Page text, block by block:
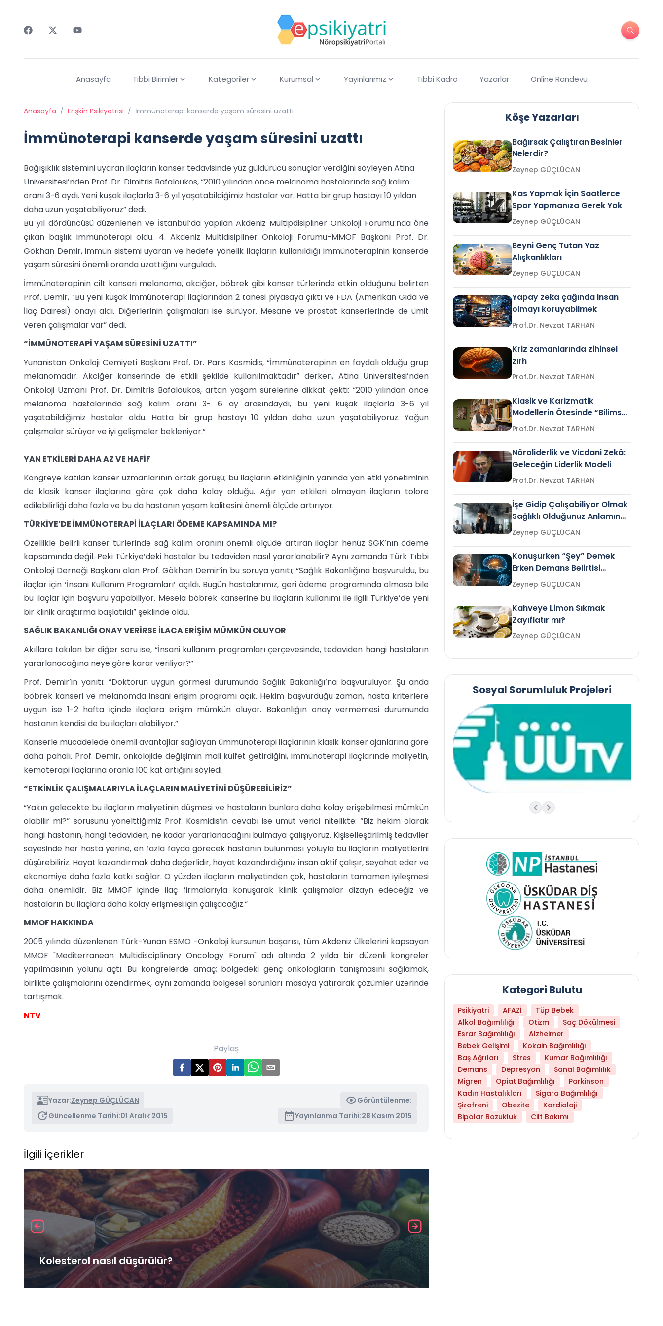
Anasayfa Tıbbi Birimler Kategoriler Kurumsal Yayınlarımız Tıbbi Kadro Yazarlar Online Randevu
Anasayfa / Erişkin Psikiyatrisi / İmmünoterapi kanserde yaşam süresini uzattı
İmmünoterapi kanserde yaşam süresini uzattı
Bağışıklık sistemini uyaran ilaçların kanser tedavisinde yüz güldürücü sonuçlar verdiğini söyleyen Atina
Üniversitesi’nden Prof. Dr. Dimitris Bafaloukos, “2010 yılından önce melanoma hastalarında sağ kalım
oranı 3-6 aydı. Yeni kuşak ilaçlarla 3-6 yıl yaşatabildiğimiz hastalar var. Hatta bir grup hastayı 10 yıldan
daha uzun yaşatabiliyoruz” dedi.
Bu yıl dördüncüsü düzenlenen ve İstanbul’da yapılan Akdeniz Multipdisipliner Onkoloji Forumu’nda öne
çıkan başlık immünoterapi oldu. 4. Akdeniz Multidisipliner Onkoloji Forumu-MMOF Başkanı Prof. Dr.
Gökhan Demir, immün sistemi uyaran ve hedefe yönelik ilaçların kullanıldığı immünoterapinin kanserde
yaşam süresini önemli oranda uzattığını vurguladı.
İmmünoterapinin cilt kanseri melanoma, akciğer, böbrek gibi kanser türlerinde etkin olduğunu belirten
Prof. Demir, “Bu yeni kuşak immünoterapi ilaçlarından 2 tanesi piyasaya çıktı ve FDA (Amerikan Gıda ve
İlaç Dairesi) onayı aldı. Diğerlerinin çalışmaları ise sürüyor. Mesane ve prostat kanserlerinde de ümit
veren çalışmalar var” dedi.
“İMMÜNOTERAPİ YAŞAM SÜRESİNİ UZATTI”
Yunanistan Onkoloji Cemiyeti Başkanı Prof. Dr. Paris Kosmidis, “İmmünoterapinin en faydalı olduğu grup
melanomadır. Akciğer kanserinde de etkili şekilde kullanılmaktadır” derken, Atina Üniversitesi’nden
Onkoloji Uzmanı Prof. Dr. Dimitris Bafaloukos, artan yaşam sürelerine dikkat çekti: “2010 yılından önce
melanoma hastalarında sağ kalım oranı 3- 6 ay arasındaydı, bu yeni kuşak ilaçlarla 3-6 yıl
yaşatabildiğimiz hastalar oldu. Hatta bir grup hastayı 10 yıldan daha uzun yaşatabiliyoruz. Yoğun
çalışmalar sürüyor ve iyi gelişmeler bekleniyor.”
YAN ETKİLERİ DAHA AZ VE HAFİF
Kongreye katılan kanser uzmanlarının ortak görüşü; bu ilaçların etkinliğinin yanında yan etki yönetiminin
de klasik kanser ilaçlarına göre çok daha kolay olduğu. Ağır yan etkileri olmayan ilaçların tolore
edilebilirliği daha fazla ve bu da hastanın yaşam kalitesini önemli ölçüde artırıyor.
TÜRKİYE’DE İMMÜNOTERAPİ İLAÇLARI ÖDEME KAPSAMINDA MI?
Özellikle belirli kanser türlerinde sağ kalım oranını önemli ölçüde artıran ilaçlar henüz SGK’nın ödeme
kapsamında değil. Peki Türkiye’deki hastalar bu tedaviden nasıl yararlanabilir? Aynı zamanda Türk Tıbbi
Onkoloji Derneği Başkanı olan Prof. Gökhan Demir’in bu soruya yanıtı; “Sağlık Bakanlığına başvuruldu, bu
ilaçlar için ‘İnsani Kullanım Programları’ açıldı. Bugün hastalarımız, geri ödeme programında olmasa bile
bu ilaçlar için başvuru yapabiliyor. Mesela böbrek kanserine bu ilaçların kullanımı ile ilgili Türkiye’de yeni
bir klinik araştırma başlatıldı” şeklinde oldu.
SAĞLIK BAKANLIĞI ONAY VERİRSE İLACA ERİŞİM MÜMKÜN OLUYOR
Akıllara takılan bir diğer soru ise, “İnsani kullanım programları çerçevesinde, tedaviden hangi hastaların
yararlanacağına neye göre karar veriliyor?”
Prof. Demir’in yanıtı: “Doktorun uygun görmesi durumunda Sağlık Bakanlığı’na başvuruluyor. Şu anda
böbrek kanseri ve melanomda insani erişim programı açık. Hekim başvurduğu zaman, hasta kriterlere
uygun ise 1-2 hafta içinde ilaçlara erişim mümkün oluyor. Bakanlığın onay vermemesi durumunda
hastanın kendisi de bu ilaçları alabiliyor.”
Kanserle mücadelede önemli avantajlar sağlayan ümmünoterapi ilaçlarının klasik kanser ajanlarına göre
daha pahalı. Prof. Demir, onkolojide değişimin mali külfet getirdiğini, immünoterapi ilaçlarınde maliyetin,
kemoterapi ilaçlarına oranla 100 kat artığını söyledi.
“ETKİNLİK ÇALIŞMALARIYLA İLAÇLARIN MALİYETİNİ DÜŞÜREBİLİRİZ”
“Yakın gelecekte bu ilaçların maliyetinin düşmesi ve hastaların bunlara daha kolay erişebilmesi mümkün
olabilir mi?” sorusunu yönelttiğimiz Prof. Kosmidis’in cevabı ise umut verici nitelikte: “Biz hekim olarak
hangi hastanın, hangi tedaviden, ne kadar yararlanacağını bulmaya çalışıyoruz. Kişiselleştirilmiş tedaviler
sayesinde her hasta yerine, en fazla fayda görecek hastanın bulunması yoluyla bu ilaçların maliyetlerini
düşürebiliriz. Hayat kazandırmak daha değerlidir, hayat kazandırdığınız insan aktif çalışır, seyahat eder ve
ekonomiye daha fazla katkı sağlar. O yüzden ilaçların maliyetinden çok, hastaların tamamen iyileşmesi
daha önemlidir. Biz MMOF içinde ilaç firmalarıyla konuşarak klinik çalışmalar dizayn edeceğiz ve
hastaların bu ilaçlara daha kolay erişmesi için çalışacağız.“
MMOF HAKKINDA
2005 yılında düzenlenen Türk-Yunan ESMO -Onkoloji kursunun başarısı, tüm Akdeniz ülkelerini kapsayan
MMOF "Mediterranean Multidisciplinary Oncology Forum" adı altında 2 yılda bir düzenli kongreler
yapılmasının yolunu açtı. Bu kongrelerde amaç; bölgedeki genç onkologların tanışmasını sağlamak,
birlikte çalışmalarını özendirmek, aynı zamanda bölgesel sorunları masaya yatırarak çözümler üzerinde
tartışmak.
NTV
Paylaş
Yazar:Zeynep GÜÇLÜCAN
Görüntülenme:
Güncellenme Tarihi:01 Aralık 2015 Yayınlanma Tarihi:28 Kasım 2015
İlgili İçerikler
Kolesterol nasıl düşürülür?
Köşe Yazarları
Bağırsak Çalıştıran Besinler
Nelerdir?
Zeynep GÜÇLÜCAN
Kas Yapmak İçin Saatlerce
Spor Yapmanıza Gerek Yok
Zeynep GÜÇLÜCAN
Beyni Genç Tutan Yaz
Alışkanlıkları
Zeynep GÜÇLÜCAN
Yapay zeka çağında insan
olmayı koruyabilmek
Prof.Dr. Nevzat TARHAN
Kriz zamanlarında zihinsel
zırh
Prof.Dr. Nevzat TARHAN
Klasik ve Karizmatik
Modellerin Ötesinde “Bilimsel
Liderlik”
Prof.Dr. Nevzat TARHAN
Nöroliderlik ve Vicdani Zekâ:
Geleceğin Liderlik Modeli
Prof.Dr. Nevzat TARHAN
İşe Gidip Çalışabiliyor Olmak
Sağlıklı Olduğunuz Anlamına
Gelir mi?Zeynep GÜÇLÜCAN
Konuşurken “Şey” Demek
Erken Demans Belirtisi
Olabilir mi?Zeynep GÜÇLÜCAN
Kahveye Limon Sıkmak
Zayıflatır mı?
Zeynep GÜÇLÜCAN
Sosyal Sorumluluk Projeleri
Kategori Bulutu
Psikiyatri AFAZİ
Tüp Bebek
Alkol Bağımlılığı
Otizm
Saç Dökülmesi
Esrar Bağımlılığı
Alzheimer
Bebek Gelişimi
Kokain Bağımlılığı
Baş Ağrıları
Stres
Kumar Bağımlılığı
Demans
Depresyon
Sanal Bağımlılık
Migren
Opiat Bağımlılığı
Parkinson
Kadın Hastalıkları
Sigara Bağımlılığı
Şizofreni
Obezite
Kardioloji
Bipolar Bozukluk
Cilt Bakımı